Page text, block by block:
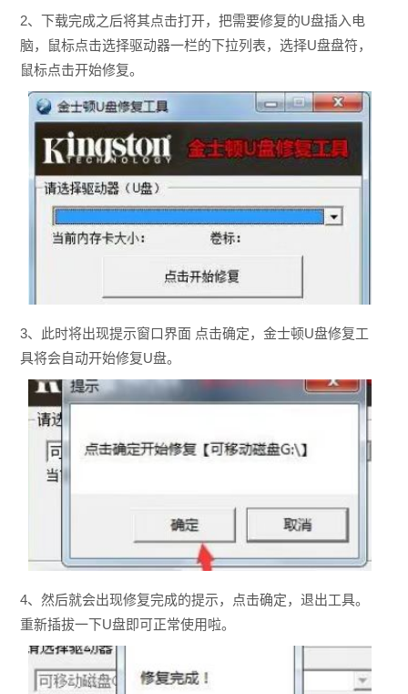
2、下载完成之后将其点击打开，把需要修复的U盘插入电
脑，鼠标点击选择驱动器一栏的下拉列表，选择U盘盘符，
鼠标点击开始修复。
3、此时将出现提示窗口界面 点击确定，金士顿U盘修复工
具将会自动开始修复U盘。
4、然后就会出现修复完成的提示，点击确定，退出工具。
重新插拔一下U盘即可正常使用啦。